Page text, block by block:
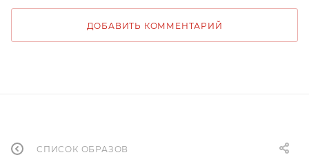
ДОБАВИТЬ КОММЕНТАРИЙ
СПИСОК ОБРАЗОВ